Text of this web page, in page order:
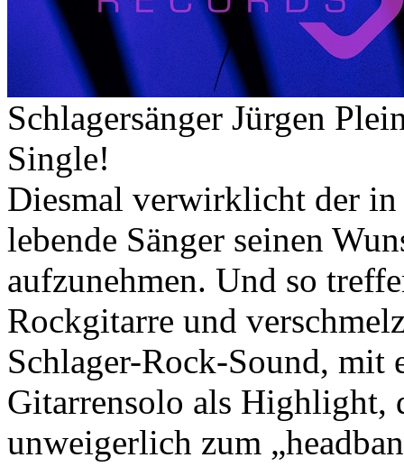
Schlagersänger Jürgen
Single!
Diesmal verwirklicht der in
lebende Sänger seinen
aufzunehmen. Und so
Rockgitarre und
Schlager-Rock-Sound, mit
Gitarrensolo als Highlight,
unweigerlich zum